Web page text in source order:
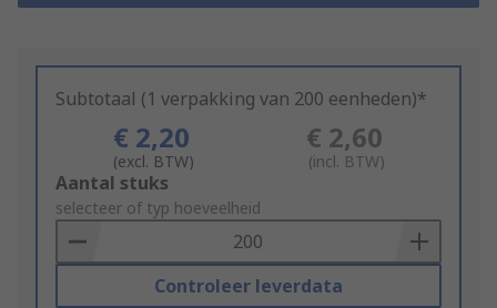
Subtotaal (1 verpakking van 200 eenheden)*
€ 2,20
(excl. BTW)
€ 2,60
(incl. BTW)
Add
to
Basket
Aantal stuks
selecteer of typ hoeveelheid
Controleer leverdata